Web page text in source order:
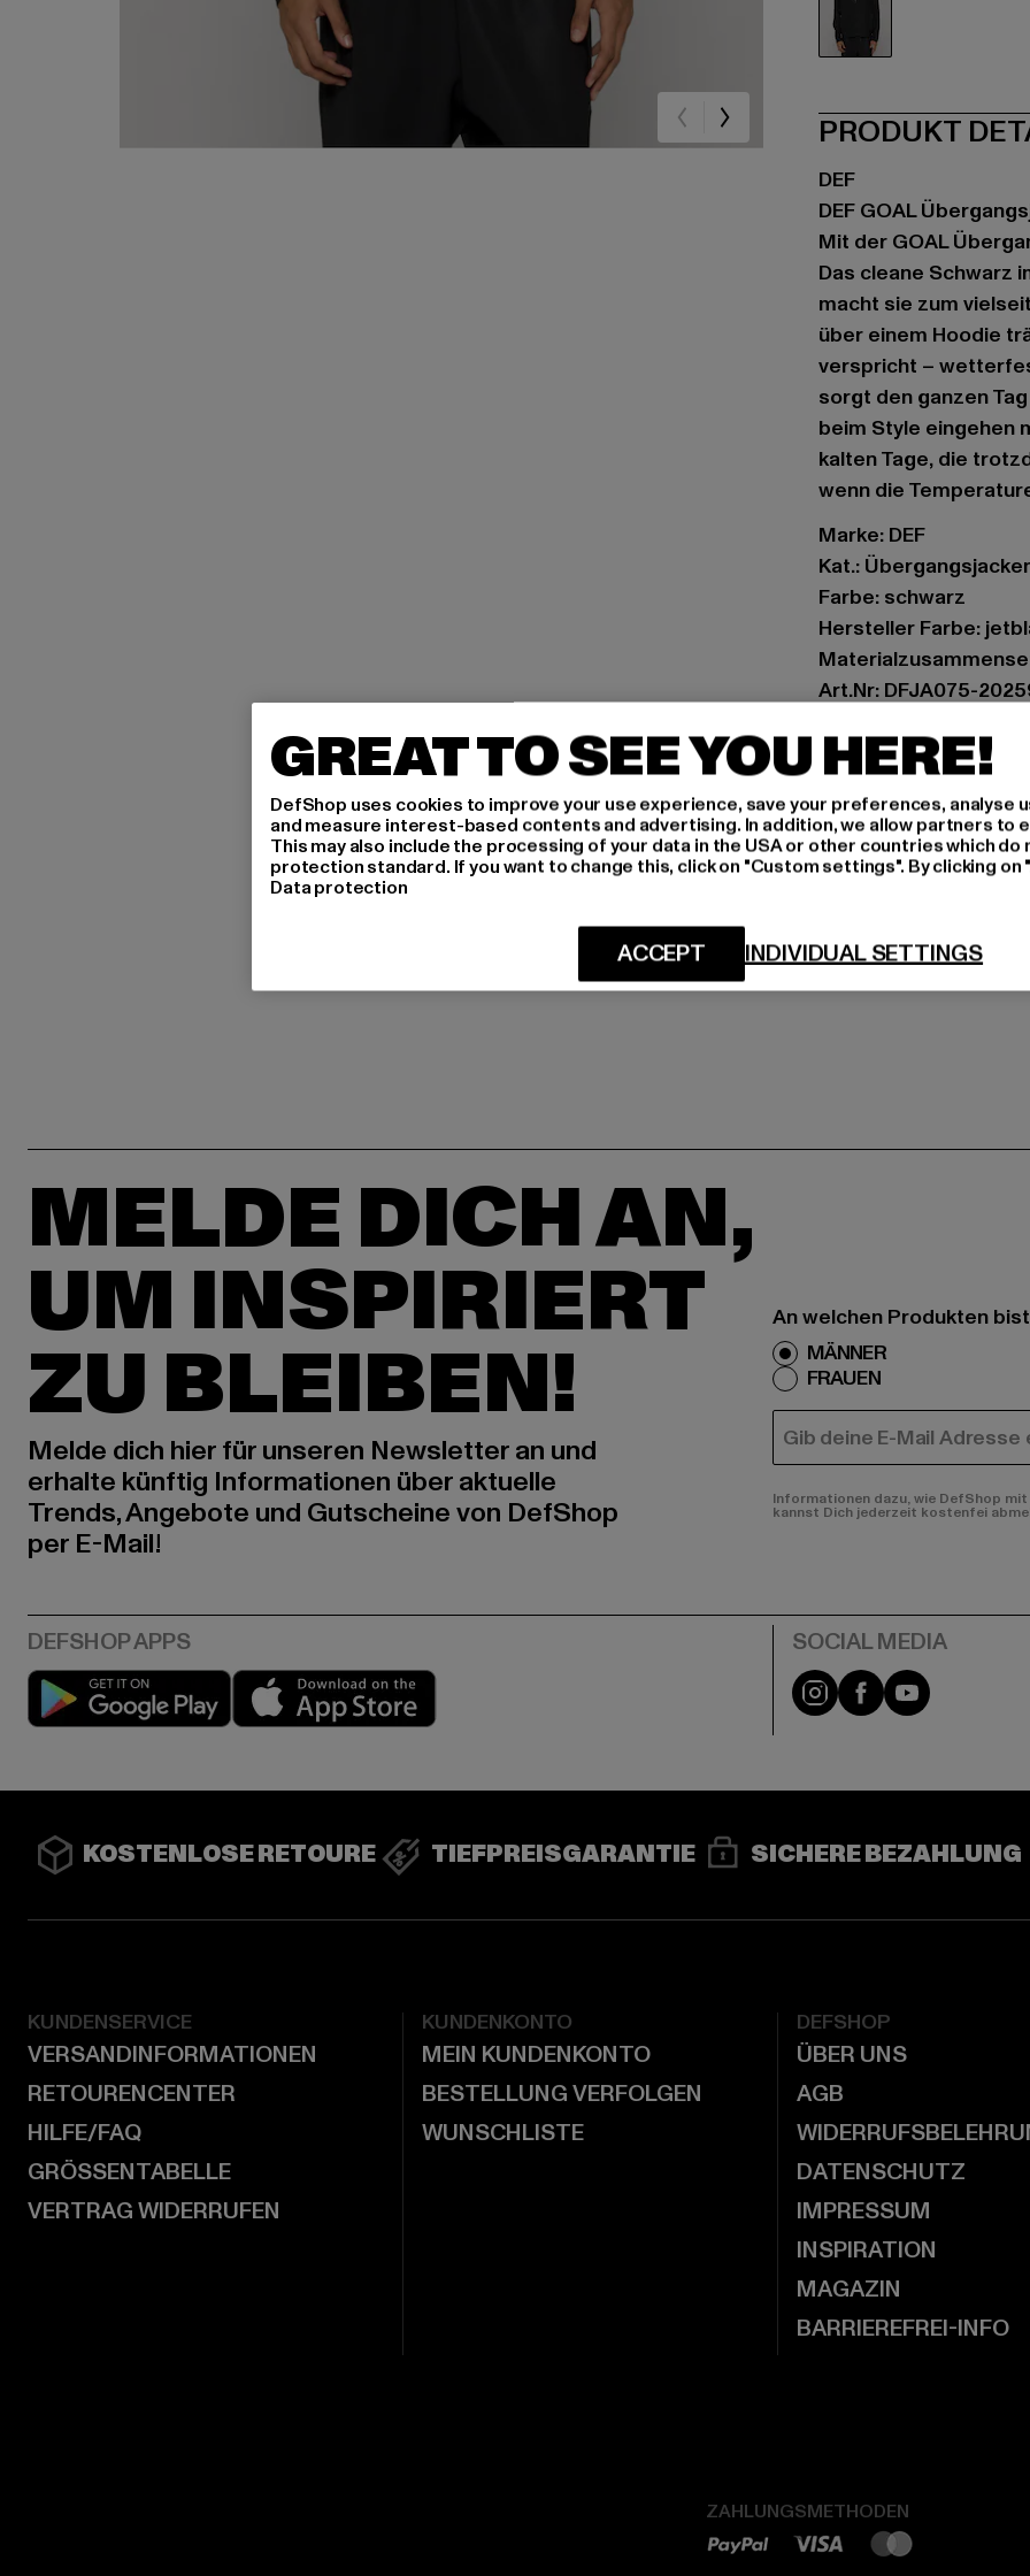
PRODUKT
DEF
DEF GOAL
Mit der GOAL
Das cleane Schwarz
macht sie zum
über einem Hoodie
verspricht –
sorgt den ganzen
beim Style eingehen
kalten Tage, die
wenn die
Marke: DEF
Kat.:
Farbe: schwarz
Hersteller Farbe:
Art.Nr: DFJA075-
Hersteller: TB
Dr.-Robert-Murjahn-
GRÖSSE
LIEFERUNG &
MELDE DICH AN,
UM INSPIRIERT
ZU BLEIBEN!
Melde dich hier für unseren Newsletter an und
erhalte künftig Informationen über aktuelle
Trends, Angebote und Gutscheine von DefShop
per E-Mail!
An welchen Produkten
MÄNNER
FRAUEN
E-MAIL
Informationen dazu, wie DefShop
kannst Dich jederzeit kostenfei
Play market Instagram
FacebookYouTube
KOSTENLOSE RETOURE TIEFPREISGARANTIE SICHERE BEZAHLUNG
KUNDENSERVICE
VERSANDINFORMATIONEN
RETOURENCENTER
HILFE/FAQ
GRÖSSENTABELLE
VERTRAG WIDERRUFEN
KUNDENKONTO
MEIN KUNDENKONTO
BESTELLUNG VERFOLGEN
WUNSCHLISTE
DEFSHOP
ÜBER UNS
AGB
DATENSCHUTZ
IMPRESSUM
INSPIRATION
MAGAZIN
BARRIEREFREI-INFO
ZAHLUNGSMETHODEN
GREAT TO SEE YOU HERE!
DefShop uses cookies to improve your use experience, save your preferences, analyse
and measure interest-based contents and advertising. In addition, we allow partners to
This may also include the processing of your data in the USA or other countries which do
protection standard. If you want to change this, click on "Custom settings". By clicking
Data protection
INDIVIDUAL SETTINGS
ACCEPT